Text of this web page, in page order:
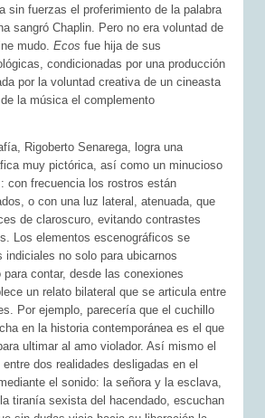
sin fuerzas el proferimiento de la palabra
sangró Chaplin. Pero no era voluntad de
mudo.Ecos fue hija de sus
condicionadas por una producción
por la voluntad creativa de un cineasta
la música el complemento
Rigoberto Senarega, logra una
muy pictórica, así como un minucioso
con frecuencia los rostros están
o con una luz lateral, atenuada, que
de claroscuro, evitando contrastes
Los elementos escenográficos se
indiciales no solo para ubicarnos
contar, desde las conexiones
un relato bilateral que se articula entre
Por ejemplo, parecería que el cuchillo
en la historia contemporánea es el que
ultimar al amo violador. Así mismo el
dos realidades desligadas en el
el sonido: la señora y la esclava,
tiranía sexista del hacendado, escuchan